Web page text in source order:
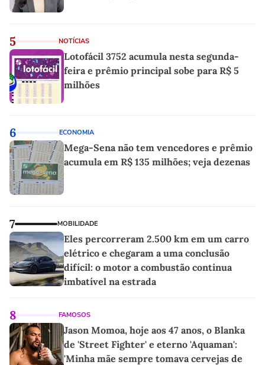
5 NOTÍCIAS
Lotofácil 3752 acumula nesta segunda-
feira e prêmio principal sobe para R$ 5
milhões
6 ECONOMIA
Mega-Sena não tem vencedores e prêmio
acumula em R$ 135 milhões; veja dezenas
7 MOBILIDADE
Eles percorreram 2.500 km em um carro
elétrico e chegaram a uma conclusão
difícil: o motor a combustão continua
imbatível na estrada
8 FAMOSOS
Jason Momoa, hoje aos 47 anos, o Blanka
de 'Street Fighter' e eterno 'Aquaman':
'Minha mãe sempre tomava cervejas de